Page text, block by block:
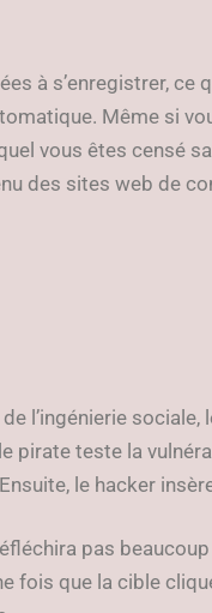
à s’enregistrer,
Même si
vous êtes censé
des sites web de
l’ingénierie
pirate teste la
le hacker
pas
fois que la cible